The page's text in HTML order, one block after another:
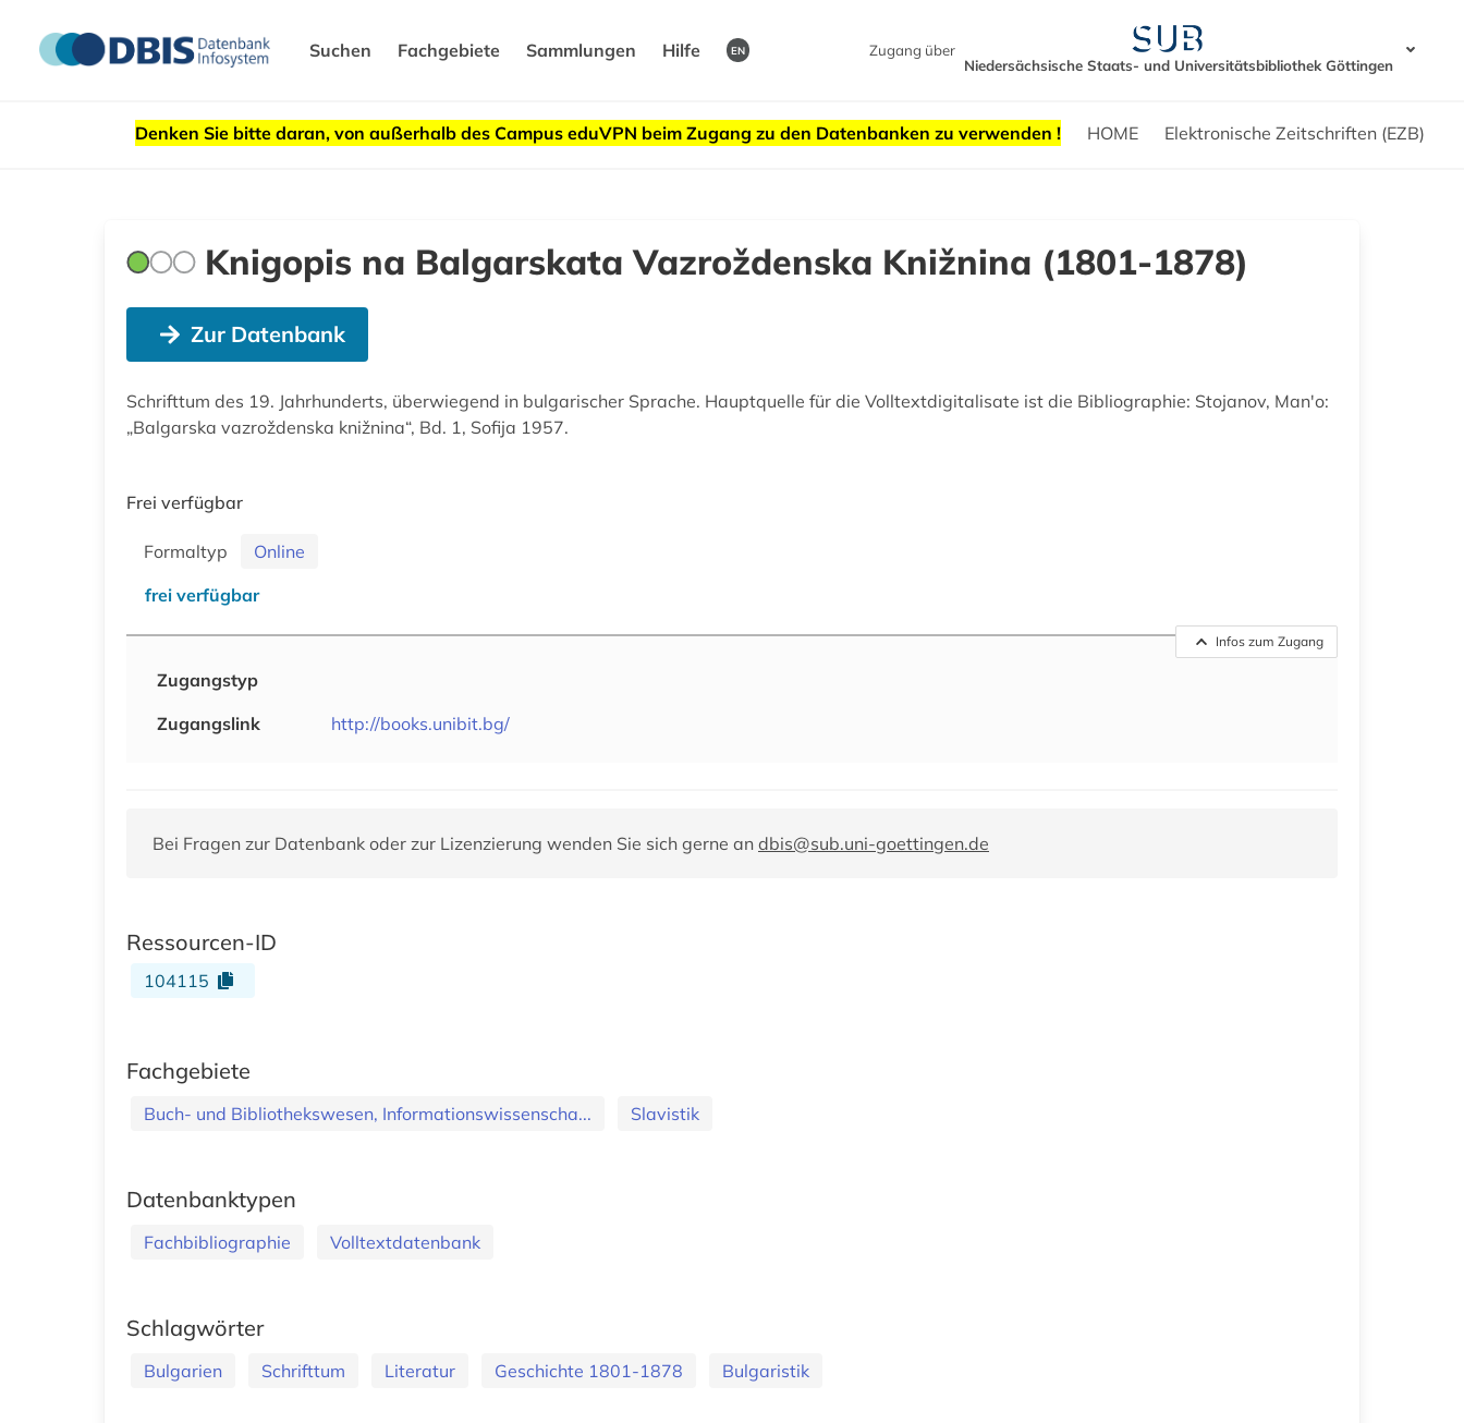
Suchen Fachgebiete Sammlungen Hilfe EN
Zugang über
Niedersächsische Staats- und Universitätsbibliothek Göttingen
Denken Sie bitte daran, von außerhalb des Campus eduVPN beim Zugang zu den Datenbanken zu verwenden ! HOME Elektronische Zeitschriften (EZB)
Knigopis na Balgarskata Vazroždenska Knižnina (1801-1878)
Zur Datenbank
Schrifttum des 19. Jahrhunderts, überwiegend in bulgarischer Sprache. Hauptquelle für die Volltextdigitalisate ist die Bibliographie: Stojanov, Manʹo:
„Balgarska vazroždenska knižnina“, Bd. 1, Sofija 1957.
Frei verfügbar
Formaltyp
Online
frei verfügbar
Infos zum Zugang
Zugangstyp
Zugangslink
http://books.unibit.bg/
Bei Fragen zur Datenbank oder zur Lizenzierung wenden Sie sich gerne an dbis@sub.uni-goettingen.de
Ressourcen-ID
104115
Fachgebiete
Buch- und Bibliothekswesen, Informationswissenscha... Slavistik
Datenbanktypen
Fachbibliographie Volltextdatenbank
Schlagwörter
Bulgarien Schrifttum Literatur Geschichte 1801-1878 Bulgaristik